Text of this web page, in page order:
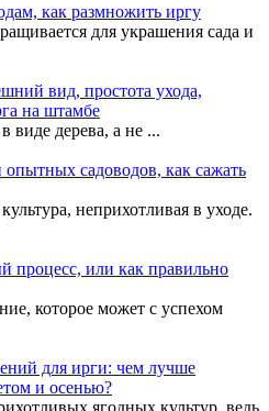
как размножить иргу
для украшения сада и
вид, простота ухода,
на штамбе
виде дерева, а не ...
садоводов, как сажать
неприхотливая в уходе.
процесс, или как правильно
которое может с успехом
для ирги: чем лучше
и осенью?
ягодных культур, ведь